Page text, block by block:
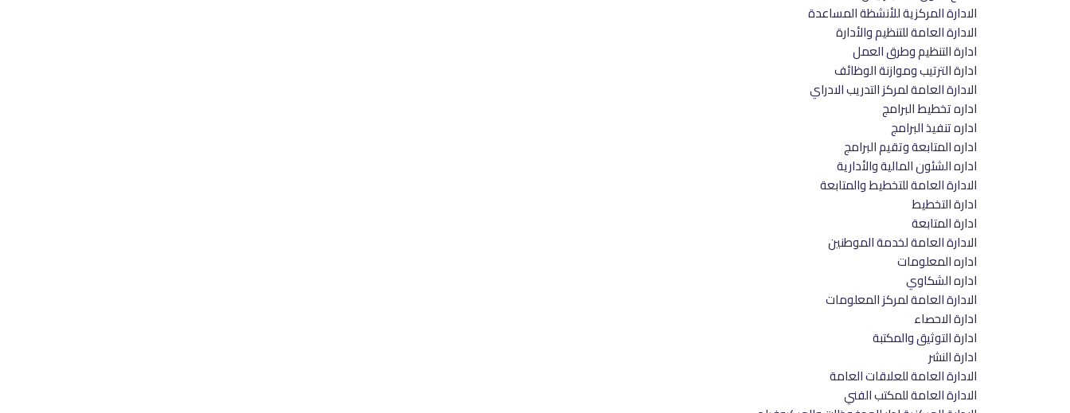
الادارة المركزية للأنشظة المساعدة
الادارة العامة للتنظيم والأدارة
ادارة التنظيم وطرق العمل
ادارة الترتيب وموازنة الوظائف
الادارة العامة لمركز التدريب الادراي
اداره تخطيط البرامج
اداره تنفيذ البرامج
اداره المتابعة وتقيم البرامج
اداره الشئون المالية والأدارية
الادارة العامة للتخطيط والمتابعة
ادارة التخطيط
ادارة المتابعة
الادارة العامة لخدمة الموطنين
اداره المعلومات
اداره الشكاوي
الادارة العامة لمركز المعلومات
ادارة الاحصاء
ادارة التوثيق والمكتبة
ادارة النشر
الادارة العامة للعلاقات العامة
الادارة العامة للمكتب الفني